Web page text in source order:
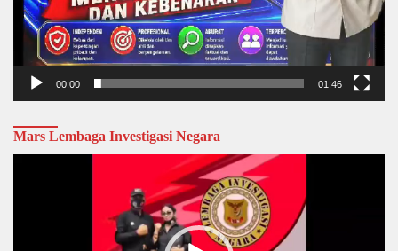
00:00 01:46
Mars Lembaga Investigasi Negara